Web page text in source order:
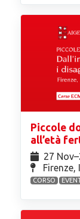
Piccole
all’età
27
Firenze,
CORSO